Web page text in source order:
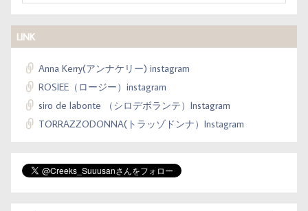
LINK
Anna Kerry(アンナケリー) instagram
ROSIEE（ロージー）instagram
siro de labonte （シロデボランテ）Instagram
TORRAZZODONNA(トラッゾドンナ）Instagram